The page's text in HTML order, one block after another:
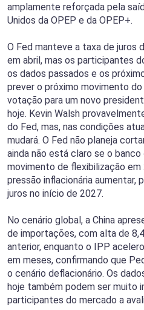
amplamente reforçada pela
Unidos da OPEP e da OPEP+.
O Fed manteve a taxa de juros
em abril, mas os participantes
os dados passados e os
prever o próximo movimento
votação para um novo
hoje. Kevin Walsh
do Fed, mas, nas condições
mudará. O Fed não planeja
ainda não está claro se o
movimento de flexibilização em
pressão inflacionária aumentar,
juros no início de 2027.
No cenário global, a China
de importações, com alta de
anterior, enquanto o IPP
em meses, confirmando que
o cenário deflacionário. Os
hoje também podem ser muito
participantes do mercado a